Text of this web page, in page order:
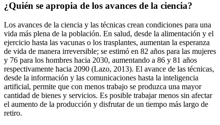
¿Quién se apropia de los avances de la ciencia?
Los avances de la ciencia y las técnicas crean condiciones para una
vida más plena de la población. En salud, desde la alimentación y el
ejercicio hasta las vacunas o los trasplantes, aumentan la esperanza
de vida de manera irreversible; se estimó en 82 años para las mujeres
y 76 para los hombres hacia 2030, aumentando a 86 y 81 años
respectivamente hacia 2090 (Lazo, 2013). El avance de las técnicas,
desde la información y las comunicaciones hasta la inteligencia
artificial, permite que con menos trabajo se produzca una mayor
cantidad de bienes y servicios. Es posible trabajar menos sin afectar
el aumento de la producción y disfrutar de un tiempo más largo de
retiro.